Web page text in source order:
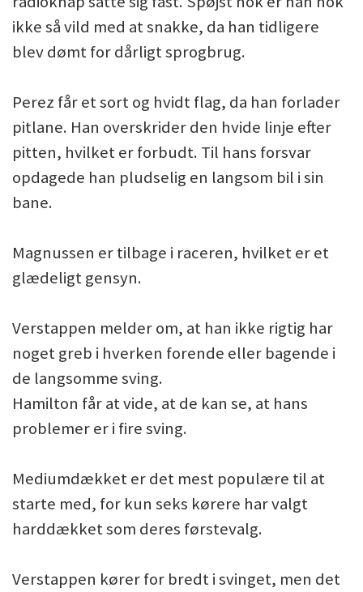
ikke så vild med at snakke, da han tidligere
blev dømt for dårligt sprogbrug.
Perez får et sort og hvidt flag, da han forlader
pitlane. Han overskrider den hvide linje efter
pitten, hvilket er forbudt. Til hans forsvar
opdagede han pludselig en langsom bil i sin
bane.
Magnussen er tilbage i raceren, hvilket er et
glædeligt gensyn.
Verstappen melder om, at han ikke rigtig har
noget greb i hverken forende eller bagende i
de langsomme sving.
Hamilton får at vide, at de kan se, at hans
problemer er i fire sving.
Mediumdækket er det mest populære til at
starte med, for kun seks kørere har valgt
harddækket som deres førstevalg.
Verstappen kører for bredt i svinget, men det